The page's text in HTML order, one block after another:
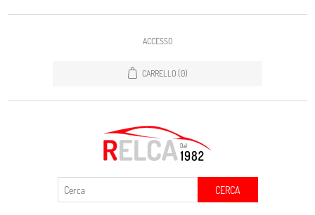
ACCESSO
CARRELLO (0)
CERCA